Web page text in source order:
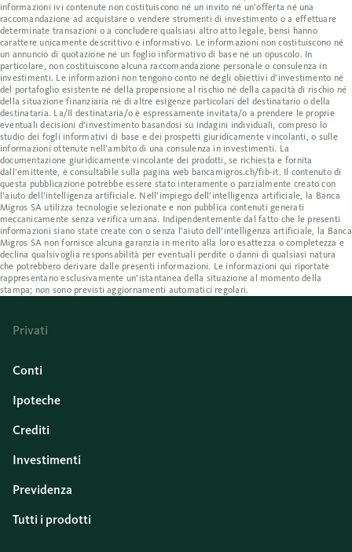
informazioni ivi contenute non costituiscono né un invito né un’offerta né una
raccomandazione ad acquistare o vendere strumenti di investimento o a effettuare
determinate transazioni o a concludere qualsiasi altro atto legale, bensì hanno
carattere unicamente descrittivo e informativo. Le informazioni non costituiscono né
un annuncio di quotazione né un foglio informativo di base né un opuscolo. In
particolare, non costituiscono alcuna raccomandazione personale o consulenza in
investimenti. Le informazioni non tengono conto né degli obiettivi d’investimento né
del portafoglio esistente né della propensione al rischio né della capacità di rischio né
della situazione finanziaria né di altre esigenze particolari del destinatario o della
destinataria. La/Il destinataria/o è espressamente invitata/o a prendere le proprie
eventuali decisioni d’investimento basandosi su indagini individuali, compreso lo
studio dei fogli informativi di base e dei prospetti giuridicamente vincolanti, o sulle
informazioni ottenute nell’ambito di una consulenza in investimenti. La
documentazione giuridicamente vincolante dei prodotti, se richiesta e fornita
dall’emittente, è consultabile sulla pagina web bancamigros.ch/fib-it. Il contenuto di
questa pubblicazione potrebbe essere stato interamente o parzialmente creato con
l’aiuto dell’intelligenza artificiale. Nell’impiego dell’intelligenza artificiale, la Banca
Migros SA utilizza tecnologie selezionate e non pubblica contenuti generati
meccanicamente senza verifica umana. Indipendentemente dal fatto che le presenti
informazioni siano state create con o senza l’aiuto dell’intelligenza artificiale, la Banca
Migros SA non fornisce alcuna garanzia in merito alla loro esattezza o completezza e
declina qualsivoglia responsabilità per eventuali perdite o danni di qualsiasi natura
che potrebbero derivare dalle presenti informazioni. Le informazioni qui riportate
rappresentano esclusivamente un’istantanea della situazione al momento della
stampa; non sono previsti aggiornamenti automatici regolari.
Privati
Conti
Ipoteche
Crediti
Investimenti
Previdenza
Tutti i prodotti